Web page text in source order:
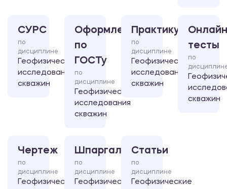
СУРС
по
дисциплине
Геофизические
исследования
скважин
Оформление
по
ГОСТу
по
дисциплине
Геофизические
исследования
скважин
Практикум
по
дисциплине
Геофизические
исследования
скважин
тесты
по
скважин
Чертеж
по
дисциплине
Геофизические
Шпаргалка
по
дисциплине
Геофизические
Статьи
по
дисциплине
Геофизические